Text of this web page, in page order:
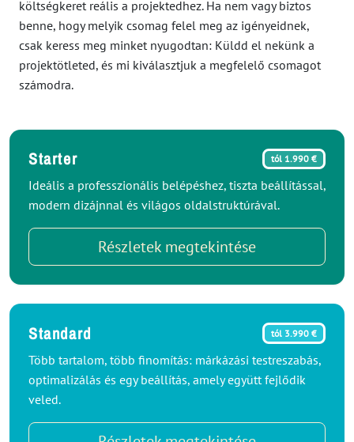
költségkeret reális a projektedhez. Ha nem vagy biztos
benne, hogy melyik csomag felel meg az igényeidnek,
csak keress meg minket nyugodtan: Küldd el nekünk a
projektötleted, és mi kiválasztjuk a megfelelő csomagot
számodra.
Starter tól 1.990 €
Ideális a professzionális belépéshez, tiszta beállítással,
modern dizájnnal és világos oldalstruktúrával.
Részletek megtekintése
Standard tól 3.990 €
Több tartalom, több finomítás: márkázási testreszabás,
optimalizálás és egy beállítás, amely együtt fejlődik
veled.